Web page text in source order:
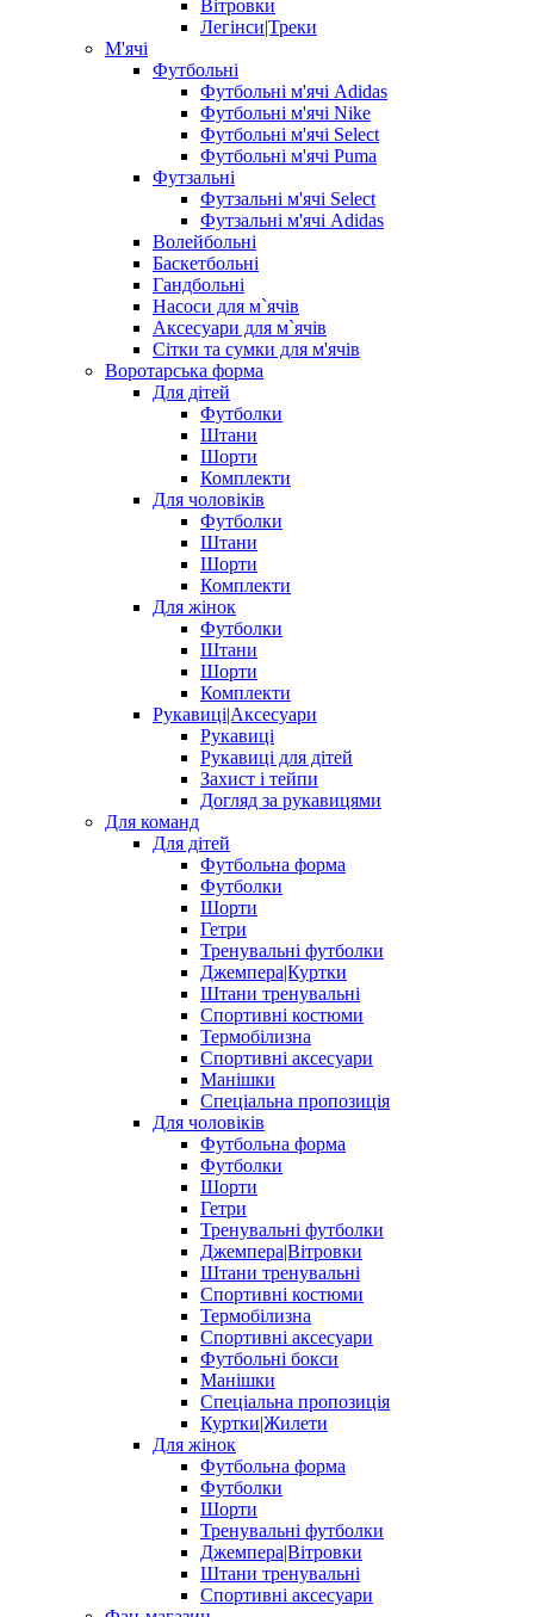
Вітровки
Легінси|Треки
М'ячі
Футбольні
Футбольні м'ячі Adidas
Футбольні м'ячі Nike
Футбольні м'ячі Select
Футбольні м'ячі Puma
Футзальні
Футзальні м'ячі Select
Футзальні м'ячі Adidas
Волейбольні
Баскетбольні
Гандбольні
Насоси для м`ячів
Аксесуари для м`ячів
Сітки та сумки для м'ячів
Воротарська форма
Для дітей
Футболки
Штани
Шорти
Комплекти
Для чоловіків
Футболки
Штани
Шорти
Комплекти
Для жінок
Футболки
Штани
Шорти
Комплекти
Рукавиці|Аксесуари
Рукавиці
Рукавиці для дітей
Захист і тейпи
Догляд за рукавицями
Для команд
Для дітей
Футбольна форма
Футболки
Шорти
Гетри
Тренувальні футболки
Джемпера|Куртки
Штани тренувальні
Спортивні костюми
Термобілизна
Спортивні аксесуари
Манішки
Спеціальна пропозиція
Для чоловіків
Футбольна форма
Футболки
Шорти
Гетри
Тренувальні футболки
Джемпера|Вітровки
Штани тренувальні
Спортивні костюми
Термобілизна
Спортивні аксесуари
Футбольні бокси
Манішки
Спеціальна пропозиція
Куртки|Жилети
Для жінок
Футбольна форма
Футболки
Шорти
Тренувальні футболки
Джемпера|Вітровки
Штани тренувальні
Спортивні аксесуари